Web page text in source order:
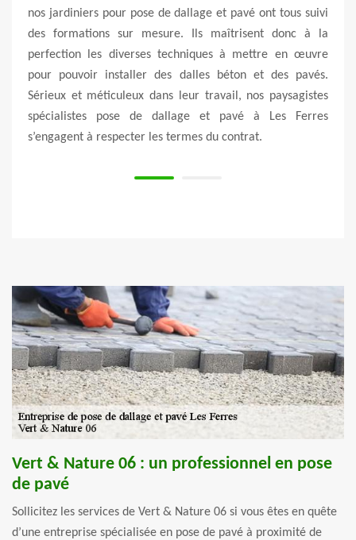
nos jardiniers pour pose de dallage et pavé ont tous suivi
des formations sur mesure. Ils maîtrisent donc à la
perfection les diverses techniques à mettre en œuvre
pour pouvoir installer des dalles béton et des pavés.
Sérieux et méticuleux dans leur travail, nos paysagistes
spécialistes pose de dallage et pavé à Les Ferres
s’engagent à respecter les termes du contrat.
Vert & Nature 06 : un professionnel en pose
de pavé
Sollicitez les services de Vert & Nature 06 si vous êtes en quête
d’une entreprise spécialisée en pose de pavé à proximité de